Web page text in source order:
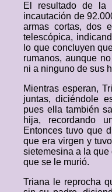
El resultado de la
incautación de
armas cortas, dos
telescópica,
lo que concluyen
rumanos, aunque
ni a ninguno de sus
Mientras esperan,
juntas, diciéndole
pues ella también
hija, recordando
Entonces tuvo que
que era virgen y
sietemesina a la
que se le murió.
Triana le reprocha